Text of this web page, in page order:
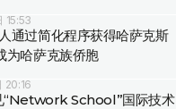
15:53
通过简化程序获得哈萨克斯
为哈萨克族侨胞
20:16
“Network School”国际技术